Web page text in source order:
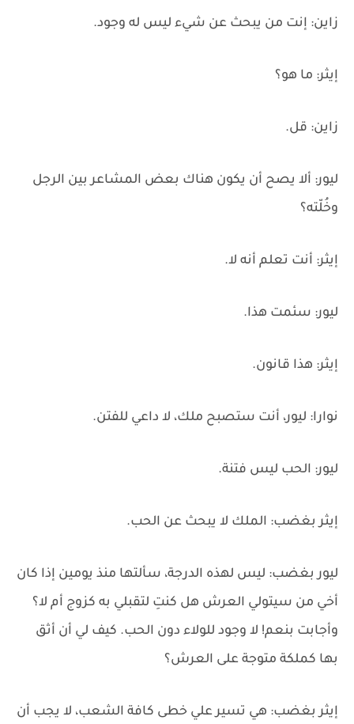
زاين: إنت من يبحث عن شيء ليس له وجود.
إيثر: ما هو؟
زاين: قل.
ليور: ألا يصح أن يكون هناك بعض المشاعر بين الرجل
وخُلّته؟
إيثر: أنت تعلم أنه لا.
ليور: سئمت هذا.
إيثر: هذا قانون.
نوارا: ليور، أنت ستصبح ملك، لا داعي للفتن.
ليور: الحب ليس فتنة.
إيثر بغضب: الملك لا يبحث عن الحب.
ليور بغضب: ليس لهذه الدرجة، سألتها منذ يومين إذا كان
أخي من سيتولي العرش هل كنتِ لتقبلي به كزوج أم لا؟
وأجابت بنعم! لا وجود للولاء دون الحب. كيف لي أن أثق
بها كملكة متوجة على العرش؟
إيثر بغضب: هي تسير علي خطى كافة الشعب، لا يجب أن